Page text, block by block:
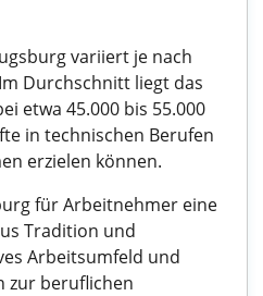
variiert je nach
Durchschnitt liegt das
etwa 45.000 bis 55.000
in technischen Berufen
erzielen können.
für Arbeitnehmer eine
Tradition und
Arbeitsumfeld und
zur beruflichen